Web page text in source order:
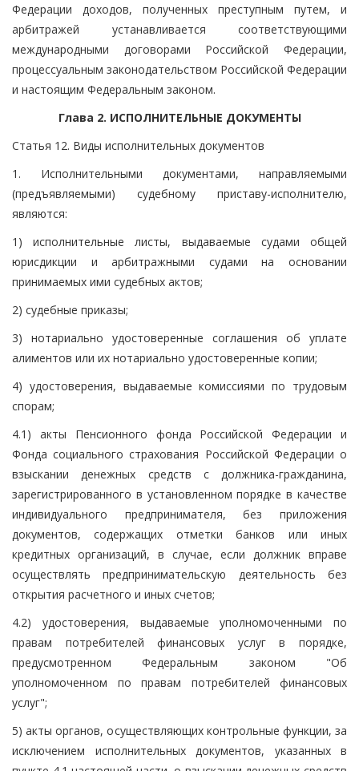
Федерации доходов, полученных преступным путем, и
арбитражей устанавливается соответствующими
международными договорами Российской Федерации,
процессуальным законодательством Российской Федерации
и настоящим Федеральным законом.
Глава 2. ИСПОЛНИТЕЛЬНЫЕ ДОКУМЕНТЫ
Статья 12. Виды исполнительных документов
1. Исполнительными документами, направляемыми
(предъявляемыми) судебному приставу-исполнителю,
являются:
1) исполнительные листы, выдаваемые судами общей
юрисдикции и арбитражными судами на основании
принимаемых ими судебных актов;
2) судебные приказы;
3) нотариально удостоверенные соглашения об уплате
алиментов или их нотариально удостоверенные копии;
4) удостоверения, выдаваемые комиссиями по трудовым
спорам;
4.1) акты Пенсионного фонда Российской Федерации и
Фонда социального страхования Российской Федерации о
взыскании денежных средств с должника-гражданина,
зарегистрированного в установленном порядке в качестве
индивидуального предпринимателя, без приложения
документов, содержащих отметки банков или иных
кредитных организаций, в случае, если должник вправе
осуществлять предпринимательскую деятельность без
открытия расчетного и иных счетов;
4.2) удостоверения, выдаваемые уполномоченными по
правам потребителей финансовых услуг в порядке,
предусмотренном Федеральным законом "Об
уполномоченном по правам потребителей финансовых
услуг";
5) акты органов, осуществляющих контрольные функции, за
исключением исполнительных документов, указанных в